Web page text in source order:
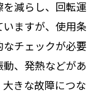
減らし、回転運
ますが、使用条
チェックが必要
、発熱などがあ
きな故障につな